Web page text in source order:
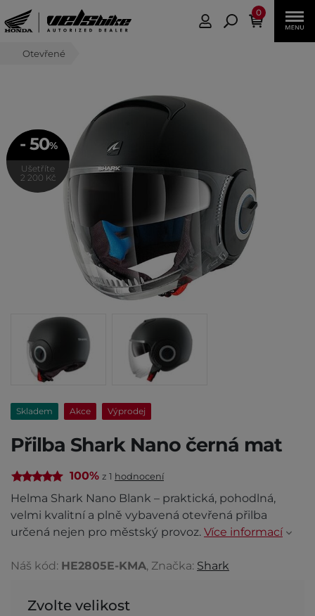
0
Otevřené
- 50%
Ušetříte
2 200 Kč
Skladem Akce Výprodej
Přilba Shark Nano černá mat
100% z 1 hodnocení
Helma Shark Nano Blank – praktická, pohodlná,
velmi kvalitní a plně vybavená otevřená přilba
určená nejen pro městský provoz. Více informací
Náš kód: HE2805E-KMA, Značka: Shark
Zvolte velikost